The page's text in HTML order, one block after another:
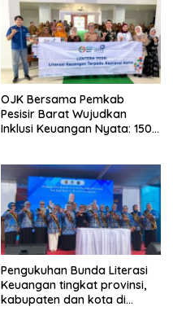
OJK Bersama Pemkab
Pesisir Barat Wujudkan
Inklusi Keuangan Nyata: 150
Pengukuhan Bunda Literasi
Keuangan tingkat provinsi,
kabupaten dan kota di